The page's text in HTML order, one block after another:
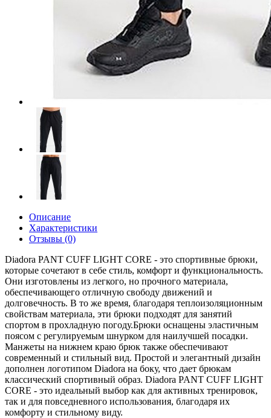
Описание
Характеристики
Отзывы (0)
Diadora PANT CUFF LIGHT CORE - это спортивные брюки,
которые сочетают в себе стиль, комфорт и функциональность.
Они изготовлены из легкого, но прочного материала,
обеспечивающего отличную свободу движений и
долговечность. В то же время, благодаря теплоизоляционным
свойствам материала, эти брюки подходят для занятий
спортом в прохладную погоду.Брюки оснащены эластичным
поясом с регулируемым шнурком для наилучшей посадки.
Манжеты на нижнем краю брюк также обеспечивают
современный и стильный вид. Простой и элегантный дизайн
дополнен логотипом Diadora на боку, что дает брюкам
классический спортивный образ. Diadora PANT CUFF LIGHT
CORE - это идеальный выбор как для активных тренировок,
так и для повседневного использования, благодаря их
комфорту и стильному виду.